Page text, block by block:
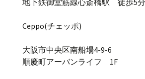
地下鉄御堂筋線心斎橋駅 徒歩5
Ceppo(チェッポ)
大阪市中央区南船場4-9-6
順慶町アーバンライフ 1F